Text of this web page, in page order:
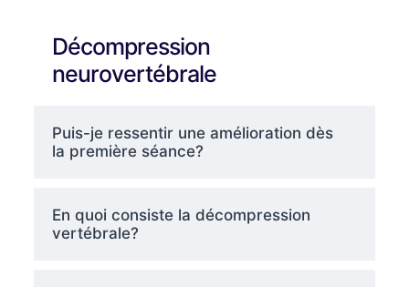
Décompression
neurovertébrale
Puis-je ressentir une amélioration dès
la première séance?
En quoi consiste la décompression
vertébrale?